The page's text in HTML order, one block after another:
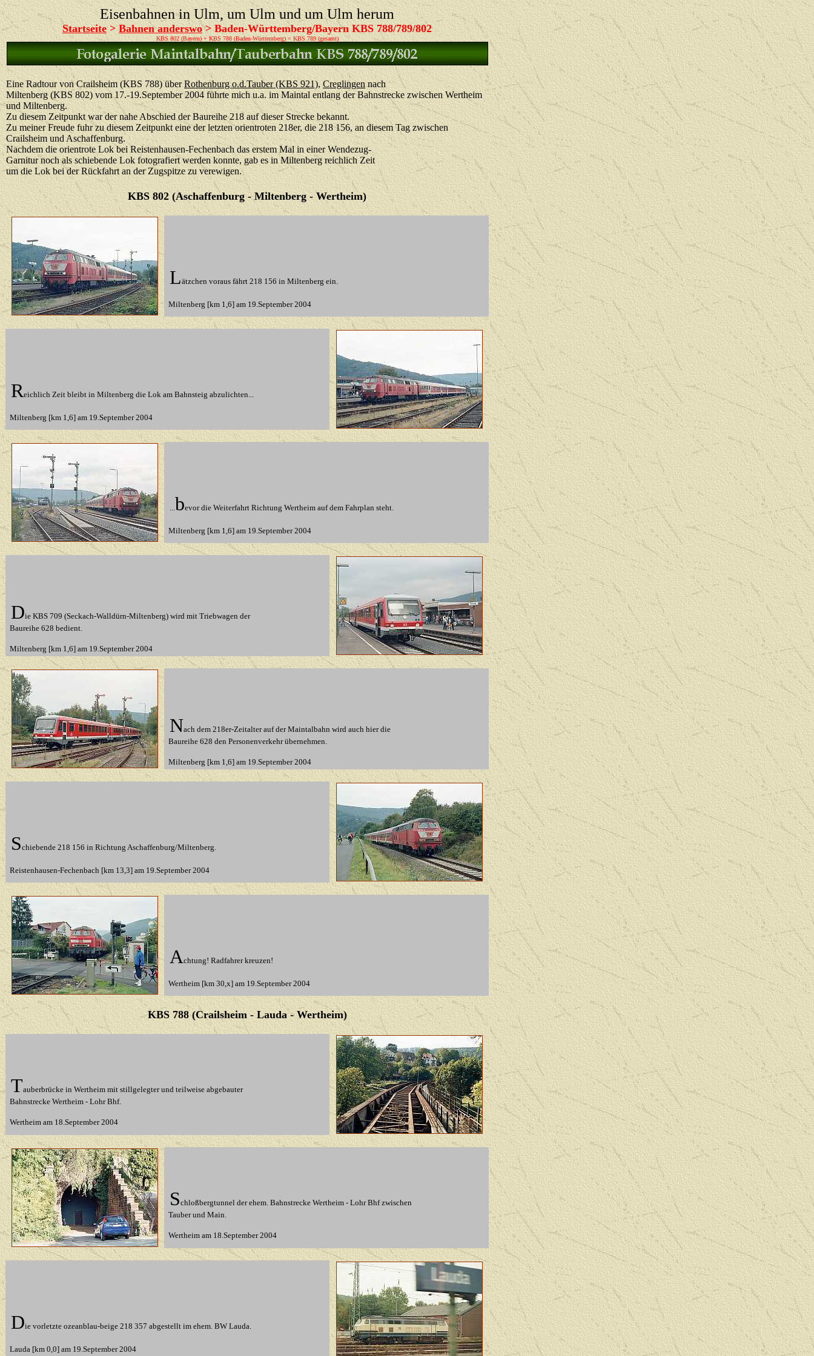
Eisenbahnen in Ulm, um Ulm und um Ulm herum
Startseite>Bahnen anderswo> Baden-Württemberg/Bayern KBS 788/789/802
KBS 802 (Bayern) + KBS 788 (Baden-Württemberg) = KBS 789 (gesamt)
Eine Radtour von Crailsheim (KBS 788) überRothenburg o.d.Tauber (KBS 921), Creglingennach
Miltenberg (KBS 802) vom 17.-19.September 2004 führte mich u.a. im Maintal entlang der Bahnstrecke zwischen Wertheim
und Miltenberg.
Zu diesem Zeitpunkt war der nahe Abschied der Baureihe 218 auf dieser Strecke bekannt.
Zu meiner Freude fuhr zu diesem Zeitpunkt eine der letzten orientroten 218er, die 218 156, an diesem Tag zwischen
Crailsheim und Aschaffenburg.
Nachdem die orientrote Lok bei Reistenhausen-Fechenbach das erstem Mal in einer Wendezug-
Garnitur noch als schiebende Lok fotografiert werden konnte, gab es in Miltenberg reichlich Zeit
um die Lok bei der Rückfahrt an der Zugspitze zu verewigen.
KBS 802 (Aschaffenburg - Miltenberg - Wertheim)
Lätzchen voraus fährt 218 156 in Miltenberg ein.
Miltenberg [km 1,6] am 19.September 2004
Reichlich Zeit bleibt in Miltenberg die Lok am Bahnsteig abzulichten...
Miltenberg [km 1,6] am 19.September 2004
...bevor die Weiterfahrt Richtung Wertheim auf dem Fahrplan steht.
Miltenberg [km 1,6] am 19.September 2004
Die KBS 709 (Seckach-Walldürn-Miltenberg) wird mit Triebwagen der
Baureihe 628 bedient.
Miltenberg [km 1,6] am 19.September 2004
Nach dem 218er-Zeitalter auf der Maintalbahn wird auch hier die
Baureihe 628 den Personenverkehr übernehmen.
Miltenberg [km 1,6] am 19.September 2004
Schiebende 218 156 in Richtung Aschaffenburg/Miltenberg.
Reistenhausen-Fechenbach [km 13,3] am 19.September 2004
Achtung! Radfahrer kreuzen!
Wertheim [km 30,x] am 19.September 2004
KBS 788 (Crailsheim - Lauda - Wertheim)
Tauberbrücke in Wertheim mit stillgelegter und teilweise abgebauter
Bahnstrecke Wertheim - Lohr Bhf.
Wertheim am 18.September 2004
Schloßbergtunnel der ehem. Bahnstrecke Wertheim - Lohr Bhf zwischen
Tauber und Main.
Wertheim am 18.September 2004
Die vorletzte ozeanblau-beige 218 357 abgestellt im ehem. BW Lauda.
Lauda [km 0,0] am 19.September 2004